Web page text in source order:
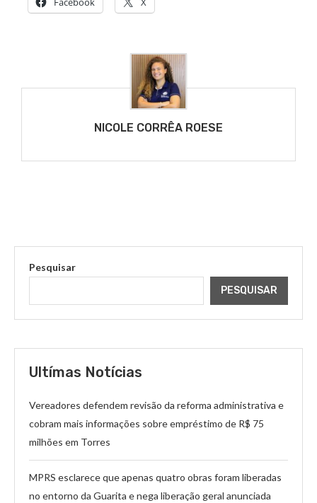
NICOLE CORRÊA ROESE
Pesquisar
PESQUISAR
Ultímas Notícias
Vereadores defendem revisão da reforma administrativa e
cobram mais informações sobre empréstimo de R$ 75
milhões em Torres
MPRS esclarece que apenas quatro obras foram liberadas
no entorno da Guarita e nega liberação geral anunciada